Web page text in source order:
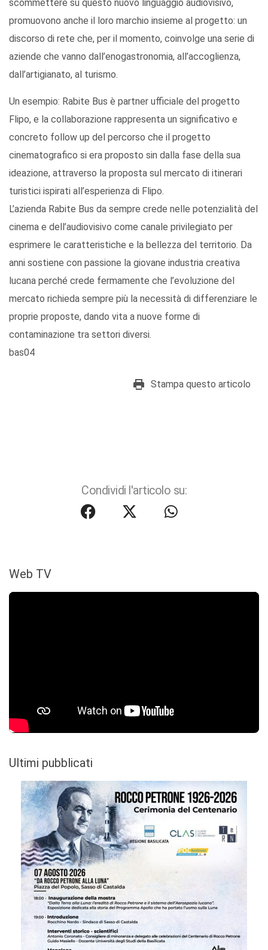
scommettere su questo nuovo linguaggio audiovisivo,
promuovono anche il loro marchio insieme al progetto: un
discorso di rete che, per il momento, coinvolge una serie di
aziende che vanno dall’enogastronomia, all’accoglienza,
dall’artigianato, al turismo.
Un esempio: Rabite Bus è partner ufficiale del progetto
Flipo, e la collaborazione rappresenta un significativo e
concreto follow up del percorso che il progetto
cinematografico si era proposto sin dalla fase della sua
ideazione, attraverso la proposta sul mercato di itinerari
turistici ispirati all’esperienza di Flipo.
L’azienda Rabite Bus da sempre crede nelle potenzialità del
cinema e dell’audiovisivo come canale privilegiato per
esprimere le caratteristiche e la bellezza del territorio. Da
anni sostiene con passione la giovane industria creativa
lucana perché crede fermamente che l’evoluzione del
mercato richieda sempre più la necessità di differenziare le
proprie proposte, dando vita a nuove forme di
contaminazione tra settori diversi.
bas04
Stampa questo articolo
Condividi l'articolo su:
Web TV
Ultimi pubblicati